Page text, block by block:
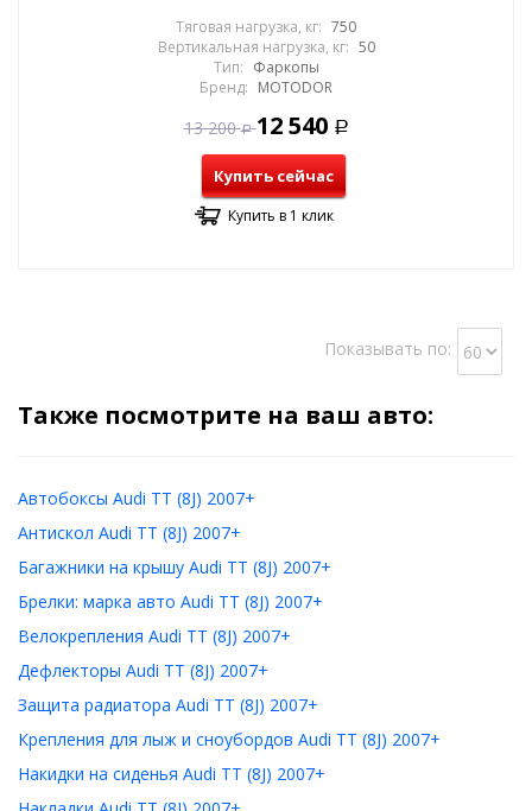
Тяговая нагрузка, кг: 750
Вертикальная нагрузка, кг: 50
Тип: Фаркопы
Бренд: MOTODOR
13 200 Р 12 540 Р
Купить сейчас
Купить в 1 клик
Показывать по:
Также посмотрите на ваш авто:
Автобоксы Audi TT (8J) 2007+
Антискол Audi TT (8J) 2007+
Багажники на крышу Audi TT (8J) 2007+
Брелки: марка авто Audi TT (8J) 2007+
Велокрепления Audi TT (8J) 2007+
Дефлекторы Audi TT (8J) 2007+
Защита радиатора Audi TT (8J) 2007+
Крепления для лыж и сноубордов Audi TT (8J) 2007+
Накидки на сиденья Audi TT (8J) 2007+